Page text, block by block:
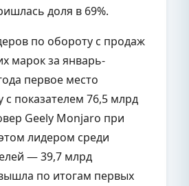
доля в 69%.
по обороту с продаж
марок за январь-
первое место
с показателем 76,5 млрд
Geely Monjaro при
лидером среди
— 39,7 млрд
по итогам первых